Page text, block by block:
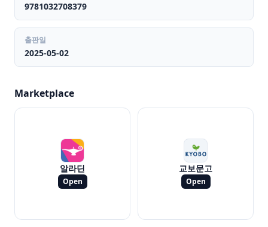
9781032708379
출판일
2025-05-02
Marketplace
알라딘
Open
교보문고
Open